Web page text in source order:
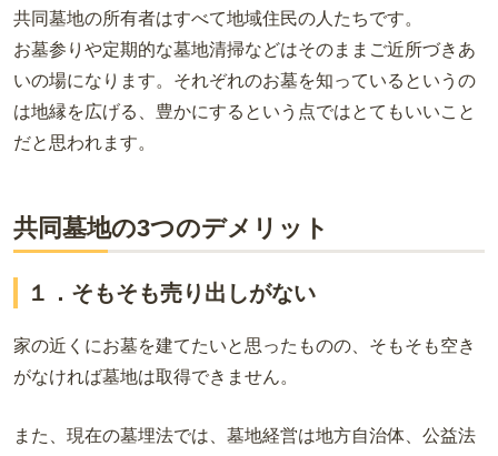
共同墓地の所有者はすべて地域住民の人たちです。
お墓参りや定期的な墓地清掃などはそのままご近所づきあ
いの場になります。それぞれのお墓を知っているというの
は地縁を広げる、豊かにするという点ではとてもいいこと
だと思われます。
共同墓地の3つのデメリット
１．そもそも売り出しがない
家の近くにお墓を建てたいと思ったものの、そもそも空き
がなければ墓地は取得できません。
また、現在の墓埋法では、墓地経営は地方自治体、公益法